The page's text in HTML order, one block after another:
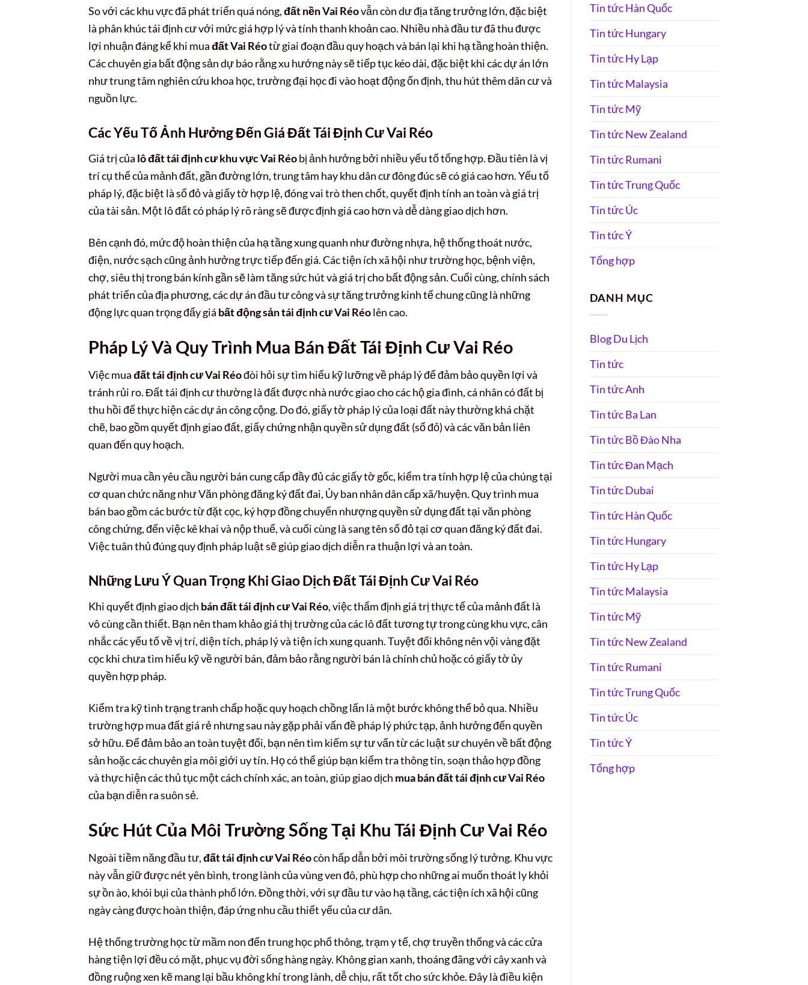
So với các khu vực đã phát triển quá nóng,đất nền Vai Réovẫn còn dư địa tăng trưởng lớn, đặc biệt
là phân khúc tái định cư với mức giá hợp lý và tính thanh khoản cao. Nhiều nhà đầu tư đã thu được
lợi nhuận đáng kể khi muađất Vai Réotừ giai đoạn đầu quy hoạch và bán lại khi hạ tầng hoàn thiện.
Các chuyên gia bất động sản dự báo rằng xu hướng này sẽ tiếp tục kéo dài, đặc biệt khi các dự án lớn
như trung tâm nghiên cứu khoa học, trường đại học đi vào hoạt động ổn định, thu hút thêm dân cư và
nguồn lực.
Các Yếu Tố Ảnh Hưởng Đến Giá Đất Tái Định Cư Vai Réo
Giá trị của lô đất tái định cư khu vực Vai Réobị ảnh hưởng bởi nhiều yếu tố tổng hợp. Đầu tiên là vị
trí cụ thể của mảnh đất, gần đường lớn, trung tâm hay khu dân cư đông đúc sẽ có giá cao hơn. Yếu tố
pháp lý, đặc biệt là sổ đỏ và giấy tờ hợp lệ, đóng vai trò then chốt, quyết định tính an toàn và giá trị
của tài sản. Một lô đất có pháp lý rõ ràng sẽ được định giá cao hơn và dễ dàng giao dịch hơn.
Bên cạnh đó, mức độ hoàn thiện của hạ tầng xung quanh như đường nhựa, hệ thống thoát nước,
điện, nước sạch cũng ảnh hưởng trực tiếp đến giá. Các tiện ích xã hội như trường học, bệnh viện,
chợ, siêu thị trong bán kính gần sẽ làm tăng sức hút và giá trị cho bất động sản. Cuối cùng, chính sách
phát triển của địa phương, các dự án đầu tư công và sự tăng trưởng kinh tế chung cũng là những
động lực quan trọng đẩy giá bất động sản tái định cư Vai Réolên cao.
Pháp Lý Và Quy Trình Mua Bán Đất Tái Định Cư Vai Réo
Việc muađất tái định cư Vai Réođòi hỏi sự tìm hiểu kỹ lưỡng về pháp lý để đảm bảo quyền lợi và
tránh rủi ro. Đất tái định cư thường là đất được nhà nước giao cho các hộ gia đình, cá nhân có đất bị
thu hồi để thực hiện các dự án công cộng. Do đó, giấy tờ pháp lý của loại đất này thường khá chặt
chẽ, bao gồm quyết định giao đất, giấy chứng nhận quyền sử dụng đất (sổ đỏ) và các văn bản liên
quan đến quy hoạch.
Người mua cần yêu cầu người bán cung cấp đầy đủ các giấy tờ gốc, kiểm tra tính hợp lệ của chúng tại
cơ quan chức năng như Văn phòng đăng ký đất đai, Ủy ban nhân dân cấp xã/huyện. Quy trình mua
bán bao gồm các bước từ đặt cọc, ký hợp đồng chuyển nhượng quyền sử dụng đất tại văn phòng
công chứng, đến việc kê khai và nộp thuế, và cuối cùng là sang tên sổ đỏ tại cơ quan đăng ký đất đai.
Việc tuân thủ đúng quy định pháp luật sẽ giúp giao dịch diễn ra thuận lợi và an toàn.
Những Lưu Ý Quan Trọng Khi Giao Dịch Đất Tái Định Cư Vai Réo
Khi quyết định giao dịch bán đất tái định cư Vai Réo, việc thẩm định giá trị thực tế của mảnh đất là
vô cùng cần thiết. Bạn nên tham khảo giá thị trường của các lô đất tương tự trong cùng khu vực, cân
nhắc các yếu tố về vị trí, diện tích, pháp lý và tiện ích xung quanh. Tuyệt đối không nên vội vàng đặt
cọc khi chưa tìm hiểu kỹ về người bán, đảm bảo rằng người bán là chính chủ hoặc có giấy tờ ủy
quyền hợp pháp.
Kiểm tra kỹ tình trạng tranh chấp hoặc quy hoạch chồng lấn là một bước không thể bỏ qua. Nhiều
trường hợp mua đất giá rẻ nhưng sau này gặp phải vấn đề pháp lý phức tạp, ảnh hưởng đến quyền
sở hữu. Để đảm bảo an toàn tuyệt đối, bạn nên tìm kiếm sự tư vấn từ các luật sư chuyên về bất động
sản hoặc các chuyên gia môi giới uy tín. Họ có thể giúp bạn kiểm tra thông tin, soạn thảo hợp đồng
và thực hiện các thủ tục một cách chính xác, an toàn, giúp giao dịch mua bán đất tái định cư Vai Réo
của bạn diễn ra suôn sẻ.
Sức Hút Của Môi Trường Sống Tại Khu Tái Định Cư Vai Réo
Ngoài tiềm năng đầu tư,đất tái định cư Vai Réocòn hấp dẫn bởi môi trường sống lý tưởng. Khu vực
này vẫn giữ được nét yên bình, trong lành của vùng ven đô, phù hợp cho những ai muốn thoát ly khỏi
sự ồn ào, khói bụi của thành phố lớn. Đồng thời, với sự đầu tư vào hạ tầng, các tiện ích xã hội cũng
ngày càng được hoàn thiện, đáp ứng nhu cầu thiết yếu của cư dân.
Hệ thống trường học từ mầm non đến trung học phổ thông, trạm y tế, chợ truyền thống và các cửa
hàng tiện lợi đều có mặt, phục vụ đời sống hàng ngày. Không gian xanh, thoáng đãng với cây xanh và
đồng ruộng xen kẽ mang lại bầu không khí trong lành, dễ chịu, rất tốt cho sức khỏe. Đây là điều kiện
Tin tức Hàn Quốc
Tin tức Hungary
Tin tức Hy Lạp
Tin tức Malaysia
Tin tức Mỹ
Tin tức New Zealand
Tin tức Rumani
Tin tức Trung Quốc
Tin tức Úc
Tin tức Ý
Tổng hợp
DANH MỤC
Blog Du Lịch
Tin tức
Tin tức Anh
Tin tức Ba Lan
Tin tức Bồ Đào Nha
Tin tức Đan Mạch
Tin tức Dubai
Tin tức Hàn Quốc
Tin tức Hungary
Tin tức Hy Lạp
Tin tức Malaysia
Tin tức Mỹ
Tin tức New Zealand
Tin tức Rumani
Tin tức Trung Quốc
Tin tức Úc
Tin tức Ý
Tổng hợp